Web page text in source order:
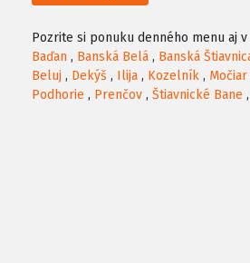
Pozrite si ponuku denného menu aj v
Baďan , Banská Belá , Banská
Beluj , Dekýš , Ilija , Kozelník , Močiar
Podhorie , Prenčov , Štiavnické Bane ,